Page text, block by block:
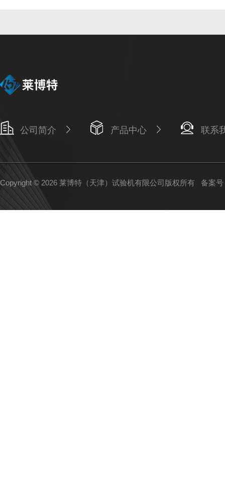
公司简介 产品中心 联系
Copyright © 2026 莱博特（天津）试验机有限公司版权所有 备案号